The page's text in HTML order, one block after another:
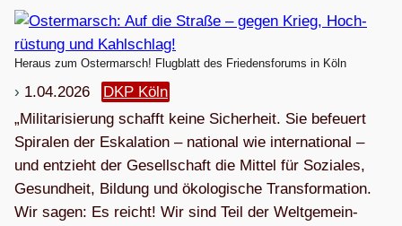
Heraus zum Ostermarsch! Flugblatt des Friedensforums in Köln
1.04.2026
DKP Köln
„Mili­ta­ri­sie­rung schafft keine Sicher­heit. Sie befeu­ert
Spi­ra­len der Eska­la­tion – natio­nal wie inter­na­tio­nal –
und ent­zieht der Gesell­schaft die Mit­tel für Sozia­les,
Gesund­heit, Bil­dung und öko­lo­gi­sche Transformation.
Wir sagen: Es reicht! Wir sind Teil der Welt­ge­mein­